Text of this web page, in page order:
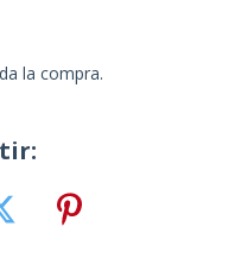
la compra.